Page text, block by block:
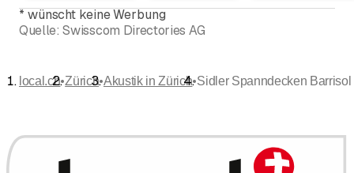
* wünscht keine Werbung
Quelle: Swisscom Directories AG
local.ch•Zürich•Akustik in Zürich•Sidler Spanndecken Barrisol